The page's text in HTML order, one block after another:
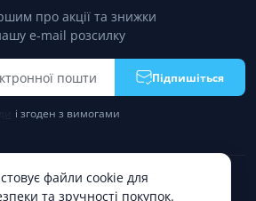
про акції та знижки
e-mail розсилку
Підпишіться
і згоден з вимогами
© 2026
файли cookie для
та зручності покупок.